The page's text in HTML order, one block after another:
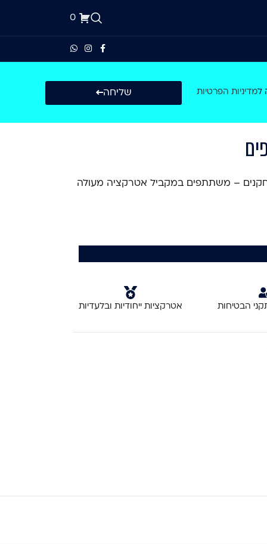
0
למדיניות הפרטיות שליחה
כדורסל יחודי ומיוחד עבור 8 שחקנים – משתתפים במקביל אטרקציה מעולה
הבטיחות אטרקציות ייחודיות ובלעדיות